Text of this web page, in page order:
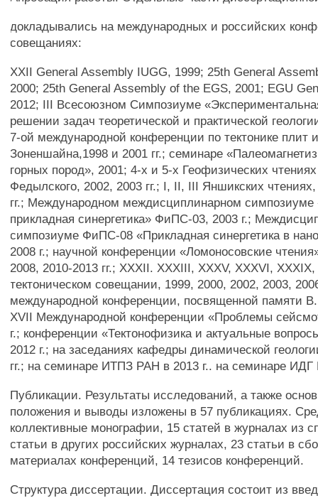
докладывались на международных и российских
совещаниях:
XXII General Assembly IUGG, 1999; 25th General
2000; 25th General Assembly of the EGS, 2001; EGU
2012; III Всесоюзном Симпозиуме
решении задач теоретической и практической
7-ой международной конференции по тектонике плит
Зоненшайна,1998 и 2001 гг.; семинаре
горных пород», 2001; 4-х и 5-х Геофизических
Федылского, 2002, 2003 гг.; I, II, III Яншикских
гг.; Международном междисциплинарном
прикладная синергетика» ФиПС-03, 2003 г.;
симпозиуме ФиПС-08 «Прикладная синергетика в
2008 г.; научной конференции «Ломоносовские
2008, 2010-2013 гг.; XXXII. XXXIII, XXXV, XXXVI,
тектоническом совещании, 1999, 2000, 2002, 2003,
международной конференции, посвященной памяти
XVII Международной конференции «Проблемы
г.; конференции «Тектонофизика и актуальные
2012 г.; на заседаниях кафедры динамической
гг.; на семинаре ИТПЗ РАН в 2013 г.. на семинаре ИДГ
Публикации. Результаты исследований, а также
положения и выводы изложены в 57 публикациях.
коллективные монографии, 15 статей в журналах из
статьи в других российских журналах, 23 статьи в
материалах конференций, 14 тезисов конференций.
Структура диссертации. Диссертация состоит из